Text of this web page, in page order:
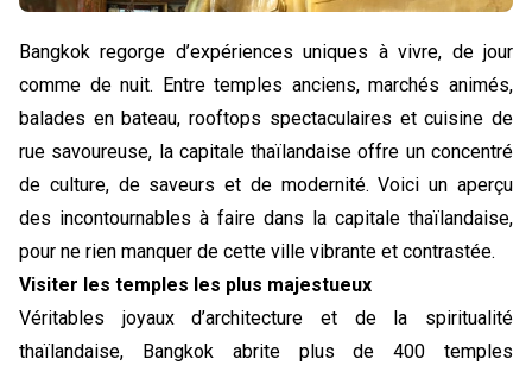
Bangkok regorge d’expériences uniques à vivre, de jour
comme de nuit. Entre temples anciens, marchés animés,
balades en bateau, rooftops spectaculaires et cuisine de
rue savoureuse, la capitale thaïlandaise offre un concentré
de culture, de saveurs et de modernité. Voici un aperçu
des incontournables à faire dans la capitale thaïlandaise,
pour ne rien manquer de cette ville vibrante et contrastée.
Visiter les temples les plus majestueux
Véritables joyaux d’architecture et de la spiritualité
thaïlandaise, Bangkok abrite plus de 400 temples